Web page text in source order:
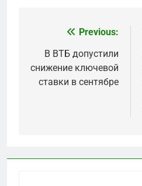
navigation
Previous:
В ВТБ допустили
снижение ключевой
ставки в сентябре